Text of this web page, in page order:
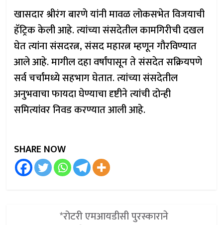
खासदार श्रीरंग बारणे यांनी मावळ लोकसभेत विजयाची
हॅट्रिक केली आहे. त्यांच्या संसदेतील कामगिरीची दखल
घेत त्यांना संसदरत्न, संसद महारत्न म्हणून गौरविण्यात
आले आहे. मागील दहा वर्षांपासून ते संसदेत सक्रियपणे
सर्व चर्चांमध्ये सहभाग घेतात. त्यांच्या संसदेतील
अनुभवाचा फायदा घेण्याचा दृष्टीने त्यांची दोन्ही
समित्यांवर निवड करण्यात आली आहे.
SHARE NOW
*रोटरी एमआयडीसी पुरस्काराने